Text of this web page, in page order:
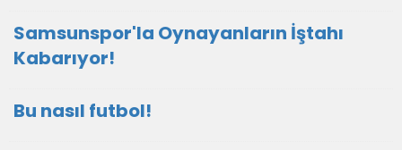
Samsunspor'la Oynayanların İştahı
Kabarıyor!
Bu nasıl futbol!